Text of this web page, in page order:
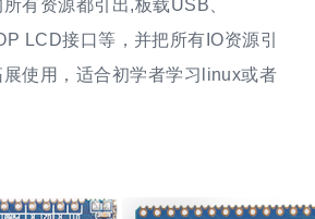
有资源都引出,板载USB、
LCD接口等，并把所有IO资源引
使用，适合初学者学习linux或者